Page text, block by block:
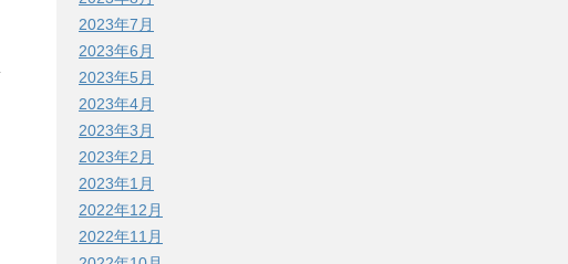
2023年7月
2023年6月
2023年5月
2023年4月
2023年3月
2023年2月
2023年1月
2022年12月
2022年11月